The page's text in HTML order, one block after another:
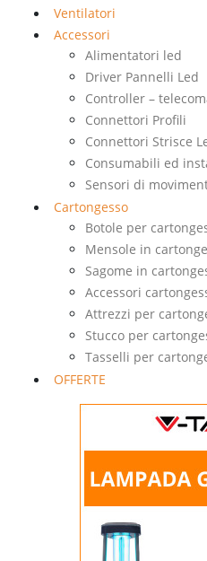
Ventilatori
Accessori
Alimentatori led
Driver Pannelli Led
Controller –
Connettori Profili
Connettori Strisce
Consumabili ed
Sensori di
Cartongesso
Botole per
Mensole in
Sagome in
Accessori
Attrezzi per
Stucco per
Tasselli per
OFFERTE